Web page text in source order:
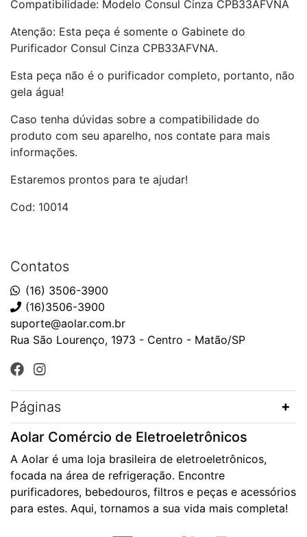
Compatibilidade: Modelo Consul Cinza CPB33AFVNA
Atenção: Esta peça é somente o Gabinete do
Purificador Consul Cinza CPB33AFVNA.
Esta peça não é o purificador completo, portanto, não
gela água!
Caso tenha dúvidas sobre a compatibilidade do
produto com seu aparelho, nos contate para mais
informações.
Estaremos prontos para te ajudar!
Cod: 10014
Contatos
(16) 3506-3900
(16)3506-3900
suporte@aolar.com.br
Rua São Lourenço, 1973 - Centro - Matão/SP
Páginas
Aolar Comércio de Eletroeletrônicos
A Aolar é uma loja brasileira de eletroeletrônicos,
focada na área de refrigeração. Encontre
purificadores, bebedouros, filtros e peças e acessórios
para estes. Aqui, tornamos a sua vida mais completa!